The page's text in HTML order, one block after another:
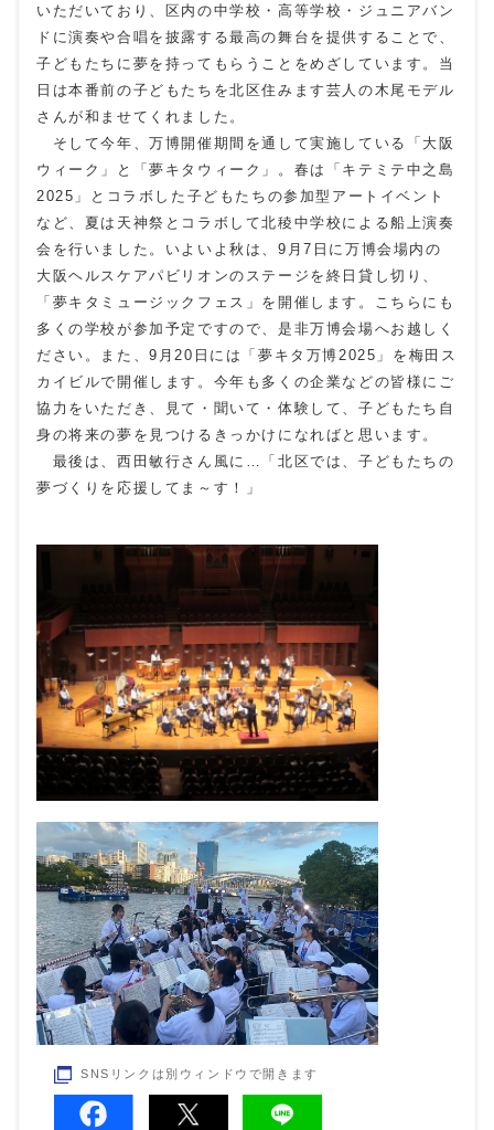
いただいており、区内の中学校・高等学校・ジュニアバン
ドに演奏や合唱を披露する最高の舞台を提供することで、
子どもたちに夢を持ってもらうことをめざしています。当
日は本番前の子どもたちを北区住みます芸人の木尾モデル
さんが和ませてくれました。
そして今年、万博開催期間を通して実施している「大阪
ウィーク」と「夢キタウィーク」。春は「キテミテ中之島
2025 」とコラボした子どもたちの参加型アートイベント
など、夏は天神祭とコラボして北稜中学校による船上演奏
会を行いました。いよいよ秋は、 9 月7 日に万博会場内の
大阪ヘルスケアパビリオンのステージを終日貸し切り、
「夢キタミュージックフェス」を開催します。こちらにも
多くの学校が参加予定ですので、是非万博会場へお越しく
ださい。また、9 月 20 日には「夢キタ万博 2025 」を梅田ス
カイビルで開催します。今年も多くの企業などの皆様にご
協力をいただき、見て・聞いて・体験して、子どもたち自
身の将来の夢を見つけるきっかけになればと思います。
最後は、西田敏行さん風に…「北区では、子どもたちの
夢づくりを応援してま～す！」
SNSリンクは別ウィンドウで開きます